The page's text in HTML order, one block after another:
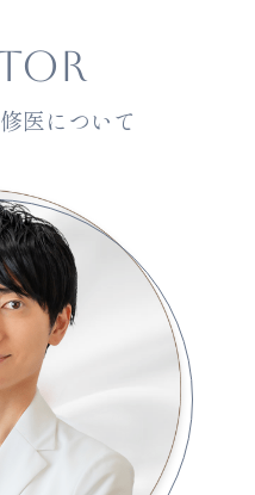
医について